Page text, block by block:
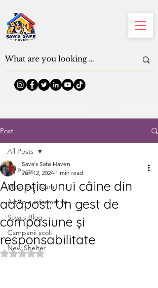
Post
All Posts
Meet the Team
Articole informative
Sava's Blog
Campanii școli
New Shelter
All Posts
Adopția unui câine din
adăpost: Un gest de
compasiune și
responsabilitate
Sava's Safe Haven
Jun 12, 2024 1 min read
Rated NaN out of 5 stars.